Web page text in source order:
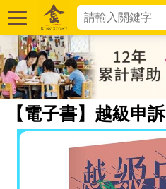
【電子書】越級申訴